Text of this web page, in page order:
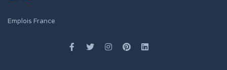
Emplois France